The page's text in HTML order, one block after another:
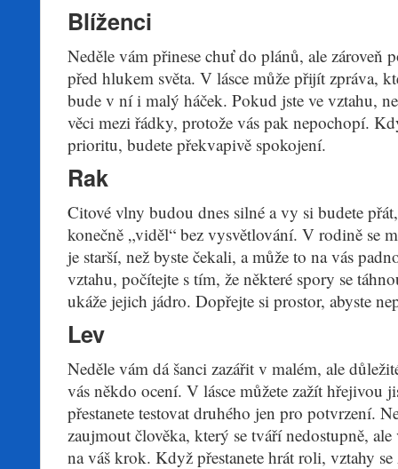
Blíženci
Neděle vám přinese chuť do plánů, ale zároveň
před hlukem světa. V lásce může přijít zpráva,
bude v ní i malý háček. Pokud jste ve vztahu,
věci mezi řádky, protože vás pak nepochopí.
prioritu, budete překvapivě spokojení.
Rak
Citové vlny budou dnes silné a vy si budete
konečně „viděl“ bez vysvětlování. V rodině se
je starší, než byste čekali, a může to na vás
vztahu, počítejte s tím, že některé spory se
ukáže jejich jádro. Dopřejte si prostor, abyste
Lev
Neděle vám dá šanci zazářit v malém, ale
vás někdo ocení. V lásce můžete zažít hřejivou
přestanete testovat druhého jen pro potvrzení.
zaujmout člověka, který se tváří nedostupně, ale
na váš krok. Když přestanete hrát roli, vztahy